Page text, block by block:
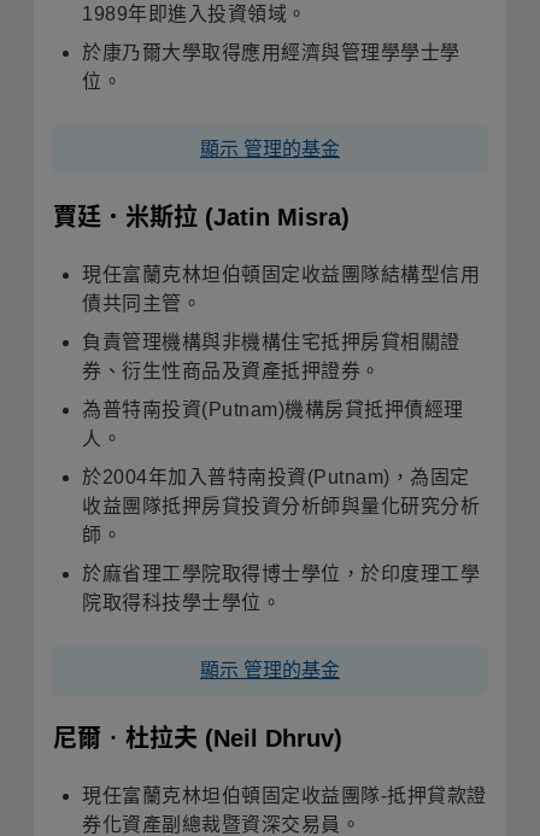
1989年即進入投資領域。
於康乃爾大學取得應用經濟與管理學學士學
位。
顯示 管理的基金
賈廷．米斯拉 (Jatin Misra)
現任富蘭克林坦伯頓固定收益團隊結構型信用
債共同主管。
負責管理機構與非機構住宅抵押房貸相關證
券、衍生性商品及資產抵押證券。
為普特南投資(Putnam)機構房貸抵押債經理
人。
於2004年加入普特南投資(Putnam)，為固定
收益團隊抵押房貸投資分析師與量化研究分析
師。
於麻省理工學院取得博士學位，於印度理工學
院取得科技學士學位。
顯示 管理的基金
尼爾‧杜拉夫 (Neil Dhruv)
現任富蘭克林坦伯頓固定收益團隊-抵押貸款證
券化資產副總裁暨資深交易員。